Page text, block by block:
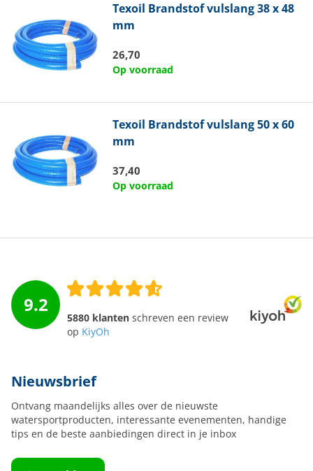
Texoil Brandstof vulslang 38 x 48
mm
26,70
Op voorraad
Texoil Brandstof vulslang 50 x 60
mm
37,40
Op voorraad
9.2
5880 klanten schreven een review
op KiyOh
Nieuwsbrief
Ontvang maandelijks alles over de nieuwste
watersportproducten, interessante evenementen, handige
tips en de beste aanbiedingen direct in je inbox